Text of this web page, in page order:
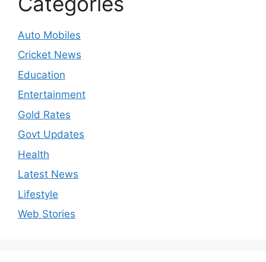
Auto Mobiles
Cricket News
Education
Entertainment
Gold Rates
Govt Updates
Health
Latest News
Lifestyle
Web Stories